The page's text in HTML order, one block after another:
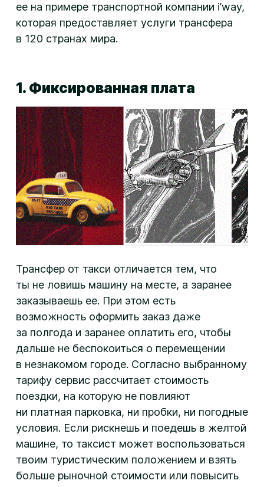
ее на примере транспортной компании i’way,
которая предоставляет услуги трансфера
в 120 странах мира.
1. Фиксированная плата
Трансфер от такси отличается тем, что
ты не ловишь машину на месте, а заранее
заказываешь ее. При этом есть
возможность оформить заказ даже
за полгода и заранее оплатить его, чтобы
дальше не беспокоиться о перемещении
в незнакомом городе. Согласно выбранному
тарифу сервис рассчитает стоимость
поездки, на которую не повлияют
ни платная парковка, ни пробки, ни погодные
условия. Если рискнешь и поедешь в желтой
машине, то таксист может воспользоваться
твоим туристическим положением и взять
больше рыночной стоимости или повысить